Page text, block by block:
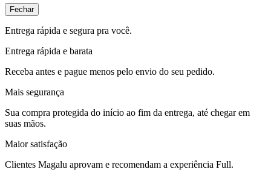
Fechar
Entrega rápida e segura pra você.
Entrega rápida e barata
Receba antes e pague menos pelo envio do seu pedido.
Mais segurança
Sua compra protegida do início ao fim da entrega, até chegar em
suas mãos.
Maior satisfação
Clientes Magalu aprovam e recomendam a experiência Full.